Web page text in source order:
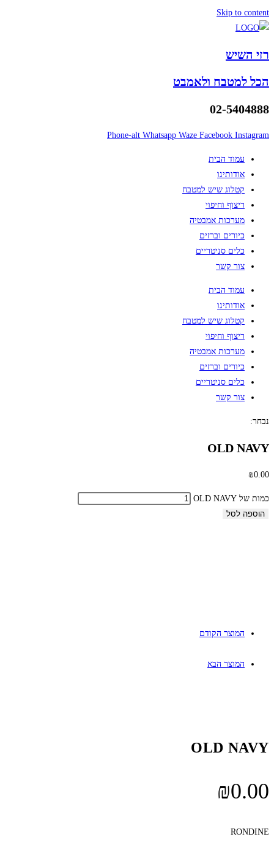
Skip to content
רזי השיש
הכל למטבח ולאמבט
02-5404888
Phone-alt Whatsapp Waze Facebook Instagram
עמוד הבית
אודותינו
קטלוג שיש למטבח
ריצוף וחיפוי
מערכות אמבטיה
כיורים וברזים
כלים סניטריים
צור קשר
עמוד הבית
אודותינו
קטלוג שיש למטבח
ריצוף וחיפוי
מערכות אמבטיה
כיורים וברזים
כלים סניטריים
צור קשר
נבחר:
OLD NAVY
₪0.00
כמות של OLD NAVY
הוספה לסל
המוצר הקודם
המוצר הבא
OLD NAVY
₪0.00
RONDINE